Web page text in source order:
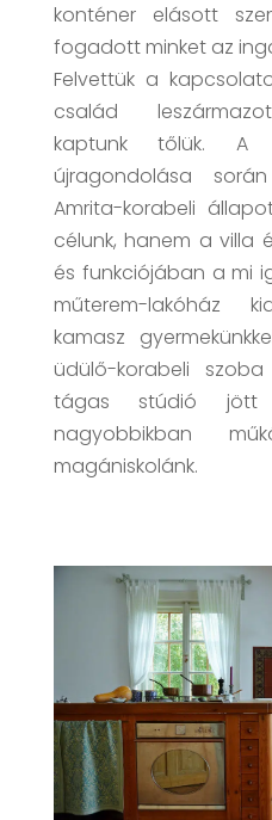
konténer elásott
fogadott minket az
Felvettük a
család
kaptunk tőlük. A
újragondolása
Amrita-korabeli
célunk, hanem a villa
és funkciójában a mi
műterem-lakóház
kamasz
üdülő-korabeli
tágas stúdió jött
nagyobbikban
magániskolánk.